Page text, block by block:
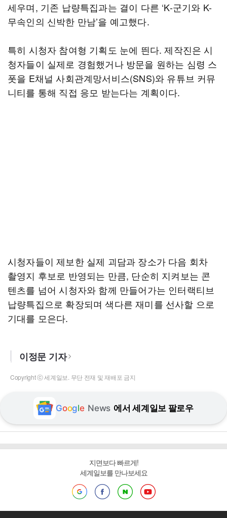
세우며, 기존 납량특집과는 결이 다른 ‘K-군기와 K-
무속인의 신박한 만남’을 예고했다.
특히 시청자 참여형 기획도 눈에 띈다. 제작진은 시
청자들이 실제로 경험했거나 방문을 원하는 심령 스
폿을 E채널 사회관계망서비스(SNS)와 유튜브 커뮤
니티를 통해 직접 응모 받는다는 계획이다.
시청자들이 제보한 실제 괴담과 장소가 다음 회차
촬영지 후보로 반영되는 만큼, 단순히 지켜보는 콘
텐츠를 넘어 시청자와 함께 만들어가는 인터랙티브
납량특집으로 확장되며 색다른 재미를 선사할 으로
기대를 모은다.
이정문 기자
Copyright ⓒ 세계일보. 무단 전재 및 재배포 금지
Google News 에서 세계일보 팔로우
지면보다 빠르게!
세계일보를 만나보세요